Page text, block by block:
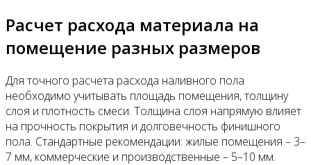
Расчет расхода материала на
помещение разных размеров
Для точного расчета расхода наливного пола
необходимо учитывать площадь помещения, толщину
слоя и плотность смеси. Толщина слоя напрямую влияет
на прочность покрытия и долговечность финишного
пола. Стандартные рекомендации: жилые помещения – 3–
7 мм, коммерческие и производственные – 5–10 мм.